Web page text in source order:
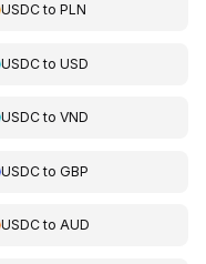
USDCtoPLN
USDCtoUSD
USDCtoVND
USDCtoGBP
USDCtoAUD